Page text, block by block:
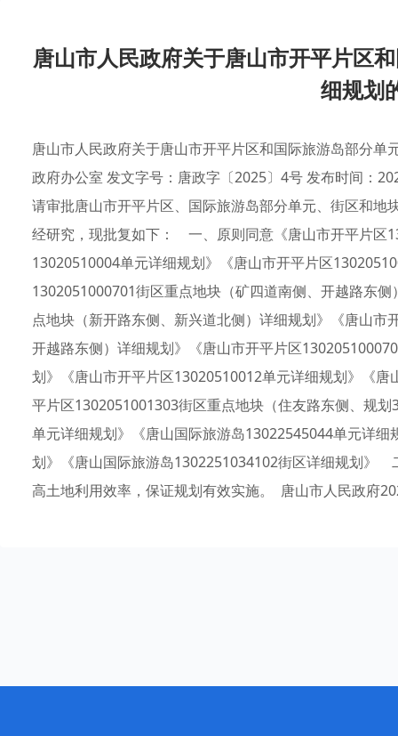
唐山市人民政府关于唐山市开平片区
细规划
唐山市人民政府关于唐山市开平片区和国际旅游岛部分
政府办公室 发文字号：​唐政字〔2025〕4号 发布时间：
请审批唐山市开平片区、国际旅游岛部分单元、街区和
经研究，现批复如下： 一、原则同意《唐山市开平片区
13020510004单元详细规划》《唐山市开平片区
1302051000701街区重点地块（矿四道南侧、开越路东
点地块（新开路东侧、新兴道北侧）详细规划》《唐山
开越路东侧）详细规划》《唐山市开平片区
划》《唐山市开平片区13020510012单元详细规划》《
平片区1302051001303街区重点地块（住友路东侧、规
单元详细规划》《唐山国际旅游岛13022545044单元详
划》《唐山国际旅游岛1302251034102街区详细规划》
高土地利用效率，保证规划有效实施。 唐山市人民政府